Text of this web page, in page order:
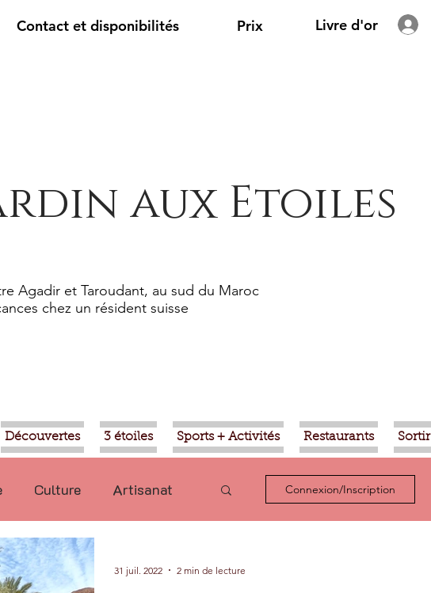
Contact et disponibilités Prix Livre d'or
aux Etoiles
Agadir et Taroudant, au sud du Maroc
chez un résident suisse
Découvertes 3 étoiles Sports + Activités Restaurants Sortir
Culture Artisanat
Taroudant
Connexion/Inscription
31 juil. 2022 2 min de lecture